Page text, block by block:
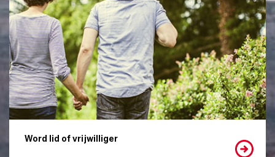
Word lid of vrijwilliger